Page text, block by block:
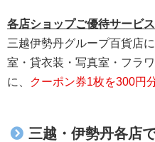
各店ショップご優待サービス
三越伊勢丹グループ百貨店
室・貸衣装・写真室・フラ
に、
クーポン券1枚を300円
三越・伊勢丹各店